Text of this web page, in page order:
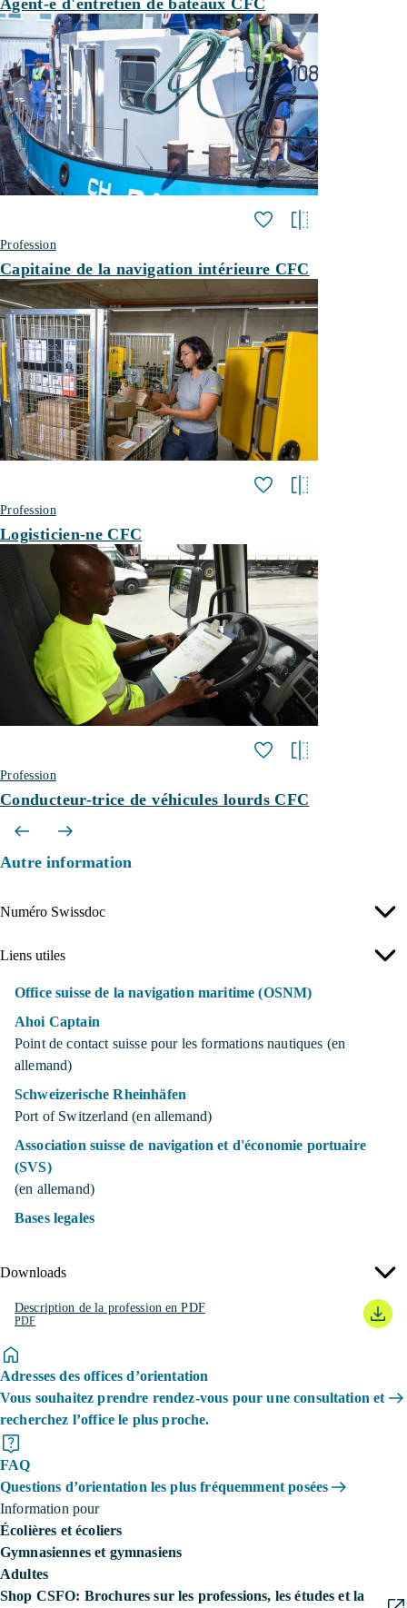
Profession
Capitaine de la navigation intérieure CFC
Profession
Logisticien-ne CFC
Profession
Conducteur-trice de véhicules lourds CFC
Autre information
Numéro Swissdoc
Liens utiles
Office suisse de la navigation maritime (OSNM)
Ahoi Captain
Point de contact suisse pour les formations nautiques (en
allemand)
Schweizerische Rheinhäfen
Port of Switzerland (en allemand)
Association suisse de navigation et d'économie portuaire
(SVS)
(en allemand)
Bases legales
Downloads
Description de la profession en PDF
PDF
Adresses des offices d’orientation
Vous souhaitez prendre rendez-vous pour une consultation et
recherchez l’office le plus proche.
FAQ
Questions d’orientation les plus fréquemment posées
Information pour
Écolières et écoliers
Gymnasiennes et gymnasiens
Adultes
Shop CSFO: Brochures sur les professions, les études et la